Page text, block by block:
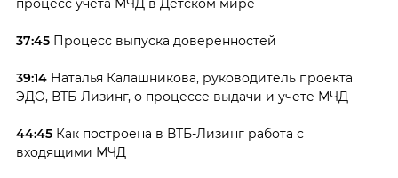
процесс учета МЧД в Детском мире
37:45Процесс выпуска доверенностей
39:14Наталья Калашникова, руководитель проекта
ЭДО, ВТБ-Лизинг, о процессе выдачи и учете МЧД
44:45Как построена в ВТБ-Лизинг работа с
входящими МЧД